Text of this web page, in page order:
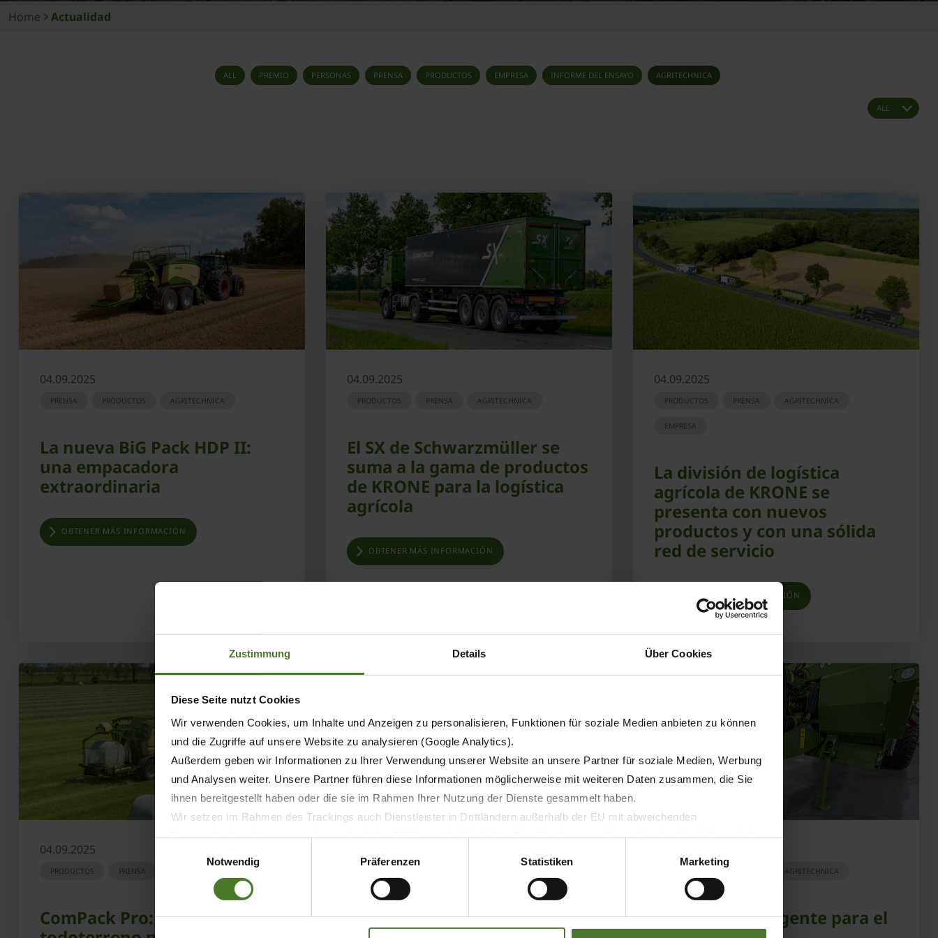
Zustimmung Details Über Cookies
Diese Seite nutzt Cookies
Wir verwenden Cookies, um Inhalte und Anzeigen zu personalisieren, Funktionen für soziale Medien anbieten zu können
und die Zugriffe auf unsere Website zu analysieren (Google Analytics).
Außerdem geben wir Informationen zu Ihrer Verwendung unserer Website an unsere Partner für soziale Medien, Werbung
und Analysen weiter. Unsere Partner führen diese Informationen möglicherweise mit weiteren Daten zusammen, die Sie
ihnen bereitgestellt haben oder die sie im Rahmen Ihrer Nutzung der Dienste gesammelt haben.
Wir setzen im Rahmen des Trackings auch Dienstleister in Drittländern außerhalb der EU mit abweichenden
Datenschutzbestimmungen ein, wodurch das Risiko von behördlichen Zugriffen bzw. von Kontrollverlust bzgl. übermittelter
Daten bestehen kann.
Impressum
Notwendig
Präferenzen Statistiken Marketing
Home Actualidad
ALL PREMIO PERSONAS PRENSA PRODUCTOS EMPRESA INFORME DEL ENSAYO AGRITECHNICA
04.09.2025
PRENSA PRODUCTOS AGRITECHNICA
La nueva BiG Pack HDP II:
una empacadora
extraordinaria
OBTENER MÁS INFORMACIÓN
04.09.2025
PRODUCTOS PRENSA AGRITECHNICA
El SX de Schwarzmüller se
suma a la gama de productos
de KRONE para la logística
agrícola
OBTENER MÁS INFORMACIÓN
04.09.2025
PRODUCTOS PRENSA AGRITECHNICA
EMPRESA
La división de logística
agrícola de KRONE se
presenta con nuevos
productos y con una sólida
red de servicio
OBTENER MÁS INFORMACIÓN
04.09.2025
PRODUCTOS PRENSA
ComPack Pro: una
CombiPack HDP: empacado y
AGRITECHNICA
Dirección inteligente para el